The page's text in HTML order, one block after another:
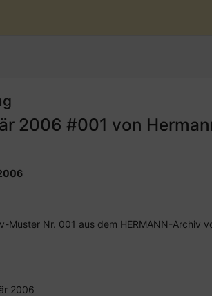
2006 #001 von
Muster Nr. 001 aus dem HERMANN-Archiv
2006